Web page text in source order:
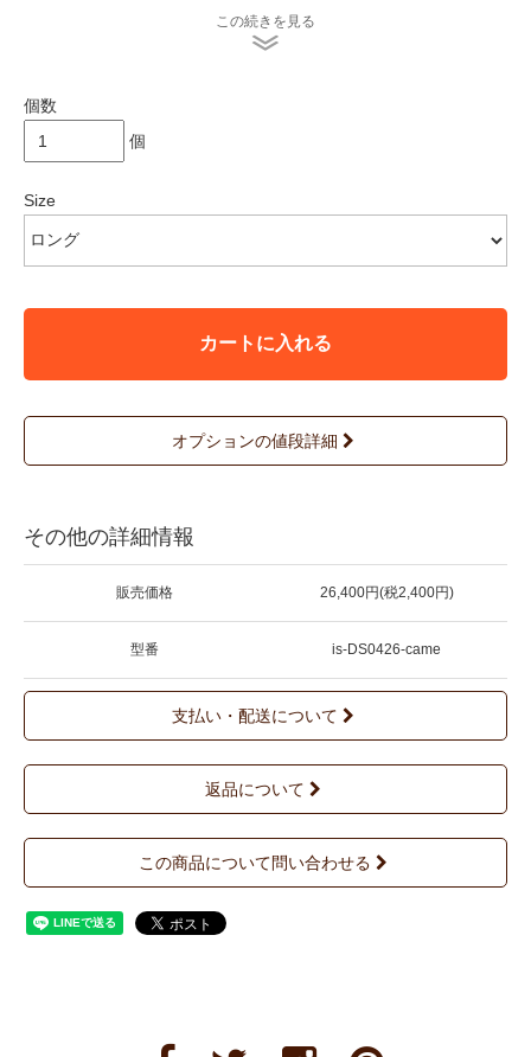
一般的な化学染料で染められた製品に比べて洗濯や日光に弱く、
使用を重ねるとともに、色が変化します。
３回目までは特に色落ちしやすいため、裏返して水で手洗いして
ください。
＊★マークが付いている商品は在庫切れとなっております。
お取り寄せをご希望の場合、通常通りカートに入れてお進み
ください。
この続きを見る
個数
個
Size
カートに入れる
オプションの値段詳細
その他の詳細情報
販売価格 26,400円(税2,400円)
型番 is-DS0426-came
支払い・配送について
返品について
この商品について問い合わせる